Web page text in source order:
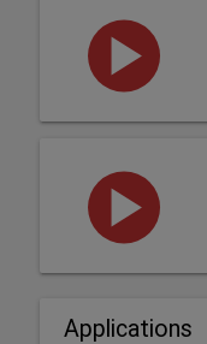
Applications